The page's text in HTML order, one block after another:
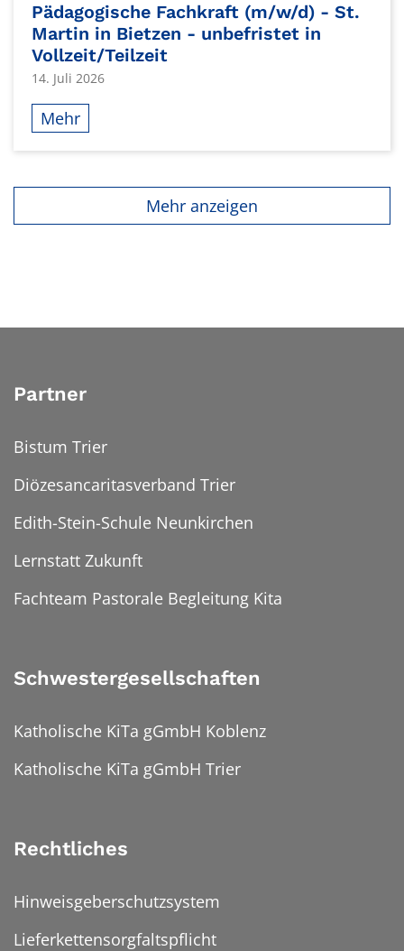
Pädagogische Fachkraft (m/w/d) - St.
Martin in Bietzen - unbefristet in
Vollzeit/Teilzeit
14. Juli 2026
Mehr
Mehr anzeigen
Partner
Bistum Trier
Diözesancaritasverband Trier
Edith-Stein-Schule Neunkirchen
Lernstatt Zukunft
Fachteam Pastorale Begleitung Kita
Schwestergesellschaften
Katholische KiTa gGmbH Koblenz
Katholische KiTa gGmbH Trier
Rechtliches
Hinweisgeberschutzsystem
Lieferkettensorgfaltspflicht